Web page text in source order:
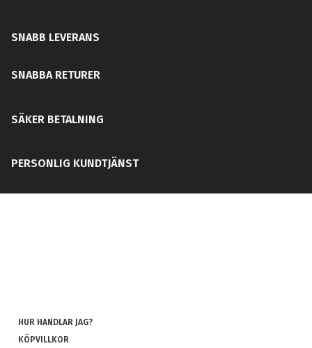
SNABB LEVERANS
SNABBA RETURER
SÄKER BETALNING
PERSONLIG KUNDTJÄNST
HUR HANDLAR JAG?
KÖPVILLKOR